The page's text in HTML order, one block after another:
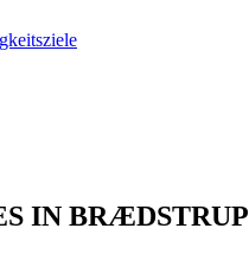
IN BRÆDSTRUP